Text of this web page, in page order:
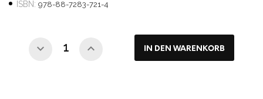
ISBN: 978-88-7283-721-4
IN DEN WARENKORB